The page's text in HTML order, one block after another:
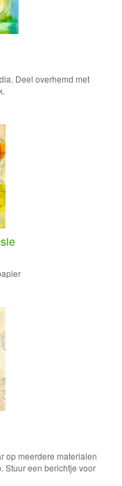
Deel overhemd met
op meerdere materialen
Stuur een berichtje voor